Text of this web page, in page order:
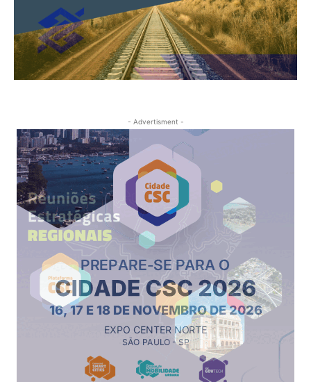
- Advertisment -